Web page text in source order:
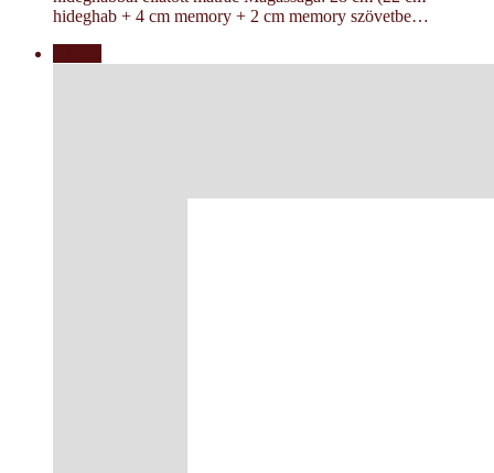
hideghab + 4 cm memory + 2 cm memory szövetbe…